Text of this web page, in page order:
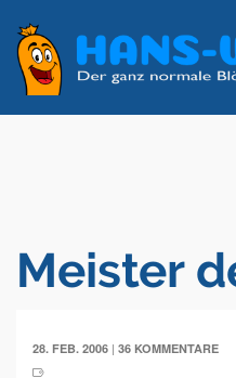
Meister
28. FEB. 2006 | 36 KOMMENTARE